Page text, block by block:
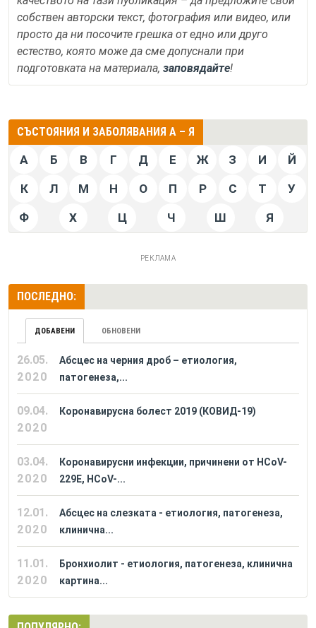
собствен авторски текст, фотография или видео, или
просто да ни посочите грешка от едно или друго
естество, която може да сме допуснали при
подготовката на материала, заповядайте!
СЪСТОЯНИЯ И ЗАБОЛЯВАНИЯ А – Я
А Б В Г Д Е Ж З И Й
К Л М Н О П Р С Т У
Ф Х Ц Ч Ш Я
РЕКЛАМА
ПОСЛЕДНО:
ДОБАВЕНИ ОБНОВЕНИ
26.05.
2020
Абсцес на черния дроб – етиология,
патогенеза,...
09.04.
2020
Коронавирусна болест 2019 (КОВИД-19)
03.04.
2020
Коронавирусни инфекции, причинени от HCoV-
229E, HCoV-...
12.01.
2020
Абсцес на слезката - етиология, патогенеза,
клинична...
11.01.
2020
Бронхиолит - етиология, патогенеза, клинична
картина...